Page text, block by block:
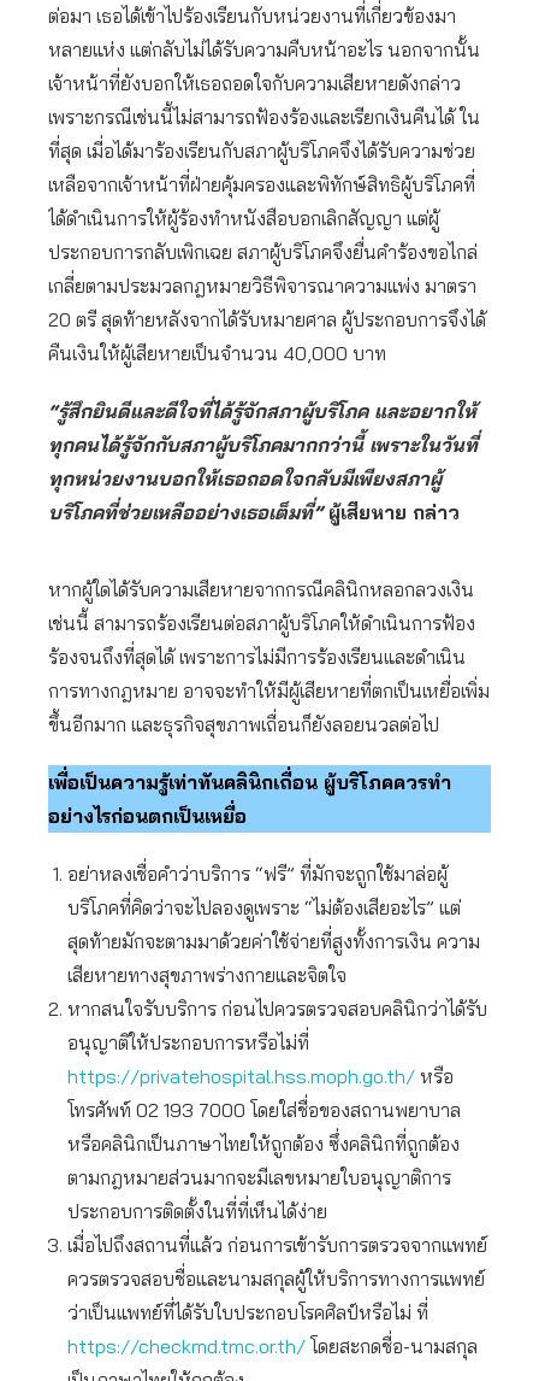
ต่อมา เธอได้เข้าไปร้องเรียนกับหน่วยงานที่เกี่ยวข้องมา
หลายแห่ง แต่กลับไม่ได้รับความคืบหน้าอะไร นอกจากนั้น
เจ้าหน้าที่ยังบอกให้เธอถอดใจกับความเสียหายดังกล่าว
เพราะกรณีเช่นนี้ไม่สามารถฟ้องร้องและเรียกเงินคืนได้ ใน
ที่สุด เมี่อได้มาร้องเรียนกับสภาผู้บริโภคจึงได้รับความช่วย
เหลือจากเจ้าหน้าที่ฝ่ายคุ้มครองและพิทักษ์สิทธิผู้บริโภคที่
ได้ดำเนินการให้ผู้ร้องทำหนังสือบอกเลิกสัญญา แต่ผู้
ประกอบการกลับเพิกเฉย สภาผู้บริโภคจึงยื่นคำร้องขอไกล่
เกลี่ยตามประมวลกฎหมายวิธีพิจารณาความแพ่ง มาตรา
20 ตรี สุดท้ายหลังจากได้รับหมายศาล ผู้ประกอบการจึงได้
คืนเงินให้ผู้เสียหายเป็นจำนวน 40,000 บาท
“รู้สึกยินดีและดีใจที่ได้รู้จักสภาผู้บริโภค และอยากให้
ทุกคนได้รู้จักกับสภาผู้บริโภคมากกว่านี้ เพราะในวันที่
ทุกหน่วยงานบอกให้เธอถอดใจกลับมีเพียงสภาผู้
บริโภคที่ช่วยเหลืออย่างเธอเต็มที่”ผู้เสียหาย กล่าว
หากผู้ใดได้รับความเสียหายจากกรณีคลินิกหลอกลวงเงิน
เช่นนี้ สามารถร้องเรียนต่อสภาผู้บริโภคให้ดำเนินการฟ้อง
ร้องจนถึงที่สุดได้ เพราะการไม่มีการร้องเรียนและดำเนิน
การทางกฎหมาย อาจจะทำให้มีผู้เสียหายที่ตกเป็นเหยื่อเพิ่ม
ขึ้นอีกมาก และธุรกิจสุขภาพเถื่อนก็ยังลอยนวลต่อไป
เพื่อเป็นความรู้เท่าทันคลินิกเถื่อน ผู้บริโภคควรทำ
อย่างไรก่อนตกเป็นเหยื่อ
อย่าหลงเชื่อคำว่าบริการ “ฟรี” ที่มักจะถูกใช้มาล่อผู้
บริโภคที่คิดว่าจะไปลองดูเพราะ “ไม่ต้องเสียอะไร” แต่
สุดท้ายมักจะตามมาด้วยค่าใช้จ่ายที่สูงทั้งการเงิน ความ
เสียหายทางสุขภาพร่างกายและจิตใจ
หากสนใจรับบริการ ก่อนไปควรตรวจสอบคลินิกว่าได้รับ
อนุญาติให้ประกอบการหรือไม่ที่
https://privatehospital.hss.moph.go.th/ หรือ
โทรศัพท์ 02 193 7000 โดยใส่ชื่อของสถานพยาบาล
หรือคลินิกเป็นภาษาไทยให้ถูกต้อง ซึ่งคลินิกที่ถูกต้อง
ตามกฎหมายส่วนมากจะมีเลขหมายใบอนุญาติการ
ประกอบการติดตั้งในที่ที่เห็นได้ง่าย
เมื่อไปถึงสถานที่แล้ว ก่อนการเข้ารับการตรวจจากแพทย์
ควรตรวจสอบชื่อและนามสกุลผู้ให้บริการทางการแพทย์
ว่าเป็นแพทย์ที่ได้รับใบประกอบโรคศิลป์หรือไม่ ที่
https://checkmd.tmc.or.th/ โดยสะกดชื่อ-นามสกุล